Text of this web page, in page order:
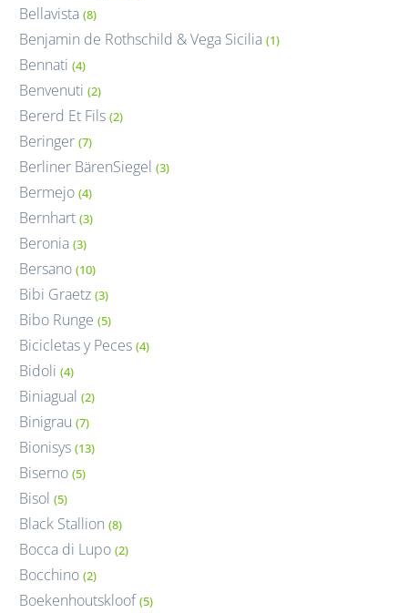
Bellavista (8)
Benjamin de Rothschild & Vega Sicilia (1)
Bennati (4)
Benvenuti (2)
Bererd Et Fils (2)
Beringer (7)
Berliner BärenSiegel (3)
Bermejo(4)
Bernhart (3)
Beronia (3)
Bersano (10)
Bibi Graetz (3)
Bibo Runge (5)
Bicicletas y Peces(4)
Bidoli (4)
Biniagual (2)
Binigrau (7)
Bionisys (13)
Biserno (5)
Bisol (5)
Black Stallion(8)
Bocca di Lupo (2)
Bocchino (2)
Boekenhoutskloof (5)